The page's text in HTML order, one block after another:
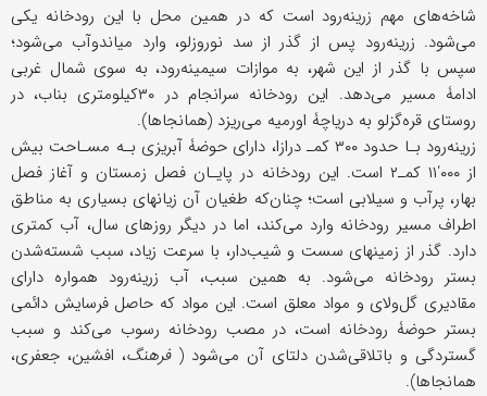
شاخه‌های مهم زرینه‌رود است که در همین محل با این رودخانه یکی
می‌شود. زرینه‌رود پس از گذر از سد نوروزلو، وارد میاندوآب می‌شود؛
سپس با گذر از این شهر، به موازات سیمینه‌رود، به سوی شمال غربی
ادامۀ مسیر می‌دهد. این رودخانه سرانجام در ۳۰کیلومتری بناب، در
روستای قره‌گزلو به دریاچۀ اورمیه می‌ریزد (همانجاها).
زرینه‌رود بـا حدود ۳۰۰ کمـ‍ درازا، دارای حوضۀ آبریزی بـه مسـاحت بیش‌
از ۰۰۰‘۱۱ کم‍ـ۲ است. این رودخانه در پایـان فصل زمستان و آغاز فصل
بهار، پرآب و سیلابی است؛ چنان‌که طغیان آن زیانهای بسیاری به مناطق
اطراف مسیر رودخانه وارد می‌کند، اما در دیگر روزهای سال، آب کمتری
دارد. گذر از زمینهای سست و شیب‌دار، با سرعت زیاد، سبب شسته‌شدن
بستر رودخانه می‌شود. به همین سبب، آب زرینه‌رود همواره دارای
مقادیری گل‌و‌لای و مواد معلق است. این مواد که حاصل فرسایش دائمی
بستر حوضۀ رودخانه است، در مصب رودخانه رسوب می‌کند و سبب
گستردگی و باتلاقی‌شدن دلتای آن می‌شود (فرهنگ، افشین، جعفری،
همانجاها).